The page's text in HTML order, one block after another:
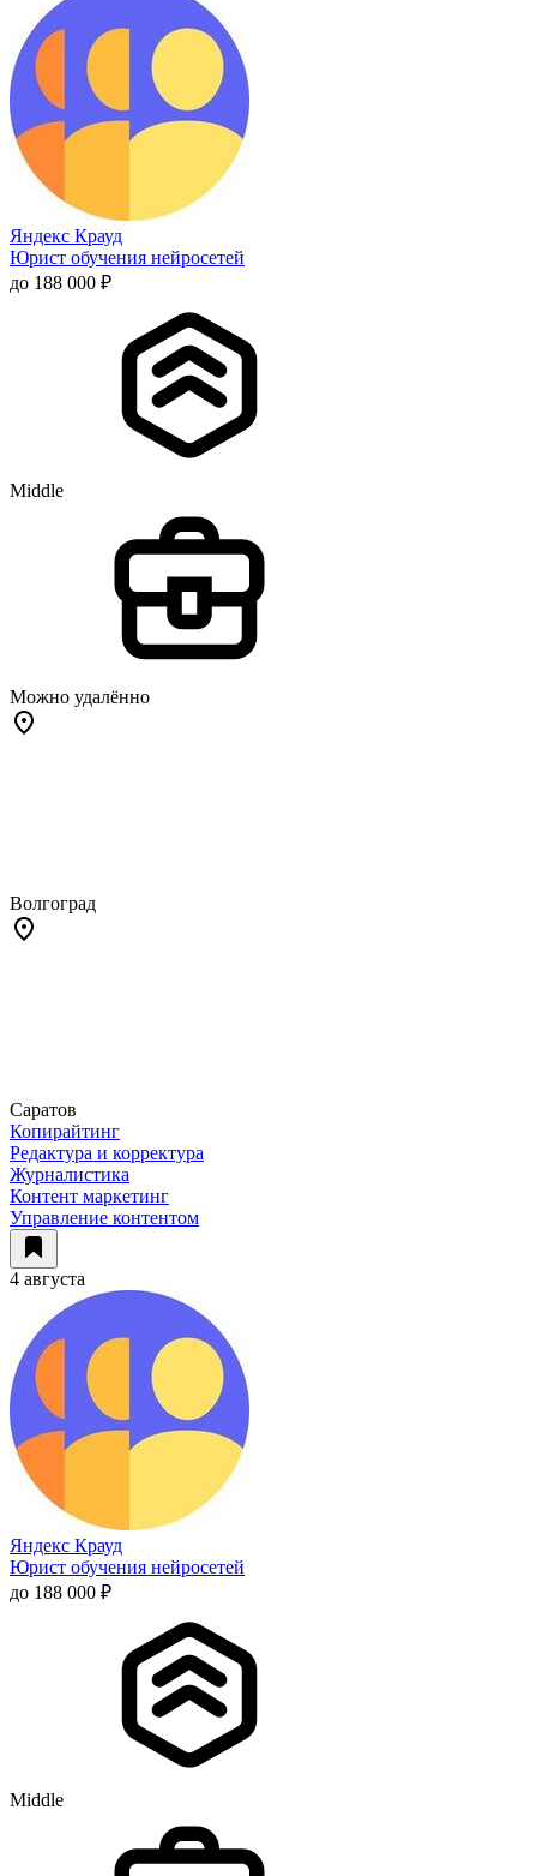
Яндекс Крауд
Юрист обучения нейросетей
до 188 000 ₽
Middle
Можно удалённо
Волгоград
Саратов
Копирайтинг
Редактура и корректура
Журналистика
Контент маркетинг
Управление контентом
4 августа
Яндекс Крауд
Юрист обучения нейросетей
до 188 000 ₽
Middle